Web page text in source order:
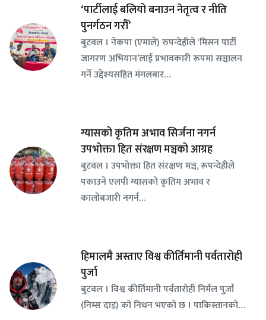
‘पार्टीलाई बलियो बनाउन नेतृत्व र नीति
पुनर्गठन गरौँ’
बुटवल । नेकपा (एमाले) रुपन्देहीले ‘मिसन पार्टी
जागरण अभियान’लाई प्रभावकारी रूपमा सञ्चालन
गर्ने उद्देश्यसहित मंगलबार…
ग्यासको कृतिम अभाव सिर्जना नगर्न
उपभोक्ता हित संरक्षण मञ्चको आग्रह
बुटवल । उपभोक्ता हित संरक्षण मञ्च, रूपन्देहीले
पकाउने एलपी ग्यासको कृतिम अभाव र
कालोबजारी नगर्न…
हिमालमै अस्ताए विश्व कीर्तिमानी पर्वतारोही
पुर्जा
बुटवल । विश्व कीर्तिमानी पर्वतारोही निर्मल पुर्जा
(निम्स दाइ) को निधन भएको छ । पाकिस्तानको…